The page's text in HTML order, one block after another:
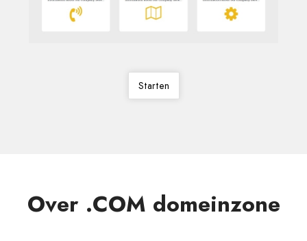
Starten
Over .COM domeinzone